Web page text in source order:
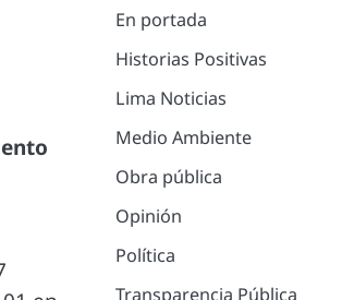
En portada
Historias Positivas
Lima Noticias
Medio Ambiente
Obra pública
Opinión
Política
Transparencia Pública